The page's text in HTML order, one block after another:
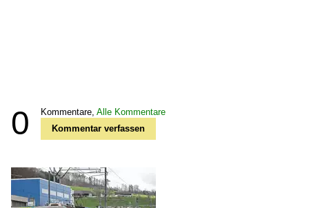
0 Kommentare, Alle Kommentare
Kommentar verfassen